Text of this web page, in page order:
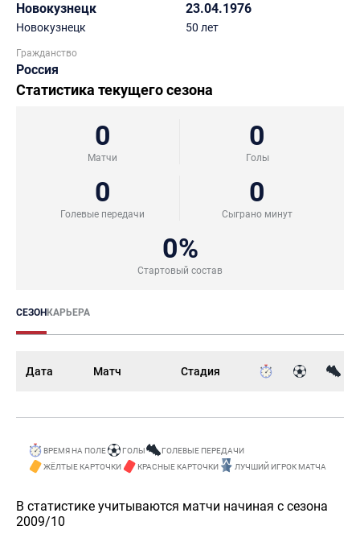
Новокузнецк
Новокузнецк
23.04.1976
50 лет
Гражданство
Россия
Статистика текущего сезона
0
Матчи
0
Голы
0
Голевые передачи
0
Сыграно минут
0%
Стартовый состав
СЕЗОНКАРЬЕРА
Дата Матч Стадия
ВРЕМЯ НА ПОЛЕ ГОЛЫ
ГОЛЕВЫЕ ПЕРЕДАЧИ
ЖЁЛТЫЕ КАРТОЧКИ
КРАСНЫЕ КАРТОЧКИ ЛУЧШИЙ ИГРОК МАТЧА
В статистике учитываются матчи начиная с сезона
2009/10